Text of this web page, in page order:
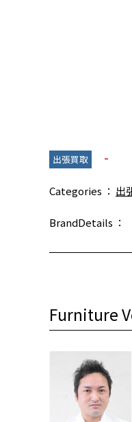
出張買取 -
Categories 出
BrandDetails
Furniture